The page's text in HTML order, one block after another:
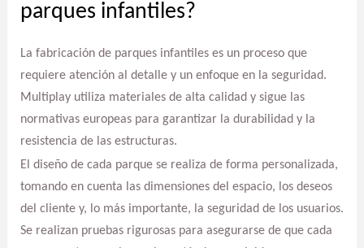
parques infantiles?
La fabricación de parques infantiles es un proceso que
requiere atención al detalle y un enfoque en la seguridad.
Multiplay utiliza materiales de alta calidad y sigue las
normativas europeas para garantizar la durabilidad y la
resistencia de las estructuras.
El diseño de cada parque se realiza de forma personalizada,
tomando en cuenta las dimensiones del espacio, los deseos
del cliente y, lo más importante, la seguridad de los usuarios.
Se realizan pruebas rigurosas para asegurarse de que cada